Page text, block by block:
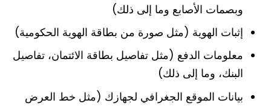
وبصمات الأصابع وما إلى ذلك)
إثبات الهوية (مثل صورة من بطاقة الهوية الحكومية)
معلومات الدفع (مثل تفاصيل بطاقة الائتمان، تفاصيل
البنك، وما إلى ذلك)
بيانات الموقع الجغرافي لجهازك (مثل خط العرض